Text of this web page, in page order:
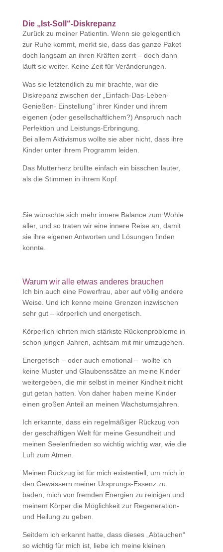
Die „Ist-Soll“-Diskrepanz
Zurück zu meiner Patientin. Wenn sie gelegentlich
zur Ruhe kommt, merkt sie, dass das ganze Paket
doch langsam an ihren Kräften zerrt – doch dann
läuft sie weiter. Keine Zeit für Veränderungen.
Was sie letztendlich zu mir brachte, war die
Diskrepanz zwischen der „Einfach-Das-Leben-
Genießen- Einstellung“ ihrer Kinder und ihrem
eigenen (oder gesellschaftlichem?) Anspruch nach
Perfektion und Leistungs-Erbringung.
Bei allem Aktivismus wollte sie aber nicht, dass ihre
Kinder unter ihrem Programm leiden.
Das Mutterherz brüllte einfach ein bisschen lauter,
als die Stimmen in ihrem Kopf.
Sie wünschte sich mehr innere Balance zum Wohle
aller, und so traten wir eine innere Reise an, damit
sie ihre eigenen Antworten und Lösungen finden
konnte.
Warum wir alle etwas anderes brauchen
Ich bin auch eine Powerfrau, aber auf völlig andere
Weise. Und ich kenne meine Grenzen inzwischen
sehr gut – körperlich und energetisch.
Körperlich lehrten mich stärkste Rückenprobleme in
schon jungen Jahren, achtsam mit mir umzugehen.
Energetisch – oder auch emotional – wollte ich
keine Muster und Glaubenssätze an meine Kinder
weitergeben, die mir selbst in meiner Kindheit nicht
gut getan hatten. Von daher haben meine Kinder
einen großen Anteil an meinen Wachstumsjahren.
Ich erkannte, dass ein regelmäßiger Rückzug von
der geschäftigen Welt für meine Gesundheit und
meinen Seelenfrieden so wichtig wichtig war, wie die
Luft zum Atmen.
Meinen Rückzug ist für mich existentiell, um mich in
den Gewässern meiner Ursprungs-Essenz zu
baden, mich von fremden Energien zu reinigen und
meinem Körper die Möglichkeit zur Regeneration-
und Heilung zu geben.
Seitdem ich erkannt hatte, dass dieses „Abtauchen“
so wichtig für mich ist, liebe ich meine kleinen